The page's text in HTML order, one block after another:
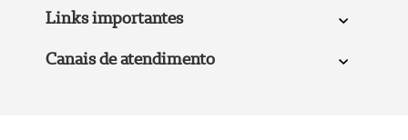
Links importantes
Canais de atendimento